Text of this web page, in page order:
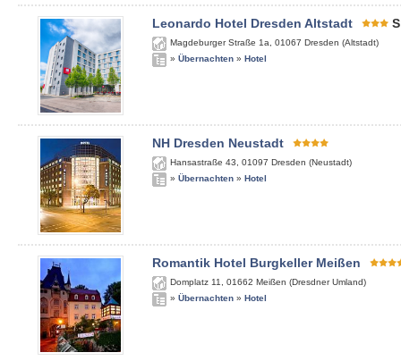
Leonardo Hotel Dresden Altstadt S
Magdeburger Straße 1a 01067 Dresden (Altstadt)
» Übernachten » Hotel
NH Dresden Neustadt
Hansastraße 43 01097 Dresden (Neustadt)
» Übernachten » Hotel
Romantik Hotel Burgkeller Meißen
Domplatz 11 01662 Meißen (Dresdner Umland)
» Übernachten » Hotel